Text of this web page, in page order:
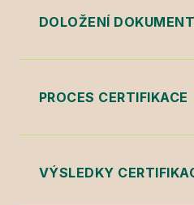
DOLOŽENÍ
PROCES CERTIFIKACE
VÝSLEDKY